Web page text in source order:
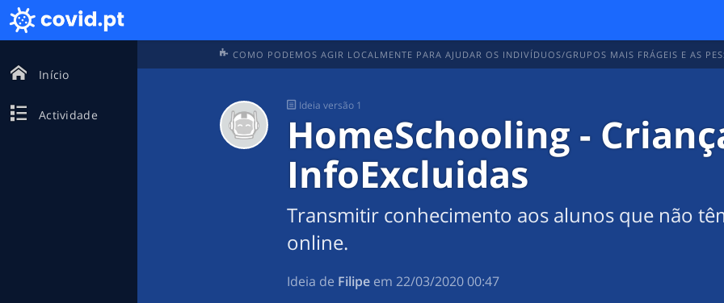
Início
Actividade
COMO PODEMOS AGIR LOCALMENTE PARA AJUDAR OS INDIVÍDUOS/GRUPOS MAIS FRÁGEIS E AS
Ideiaversão 1
HomeSchooling -
InfoExcluidas
Transmitir conhecimento aos alunos que não
online.
Ideia de Filipe em‎22/03/2020 00:47